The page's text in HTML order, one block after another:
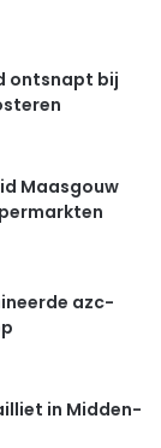
ontsnapt bij
Maasgouw
azc-
in Midden-